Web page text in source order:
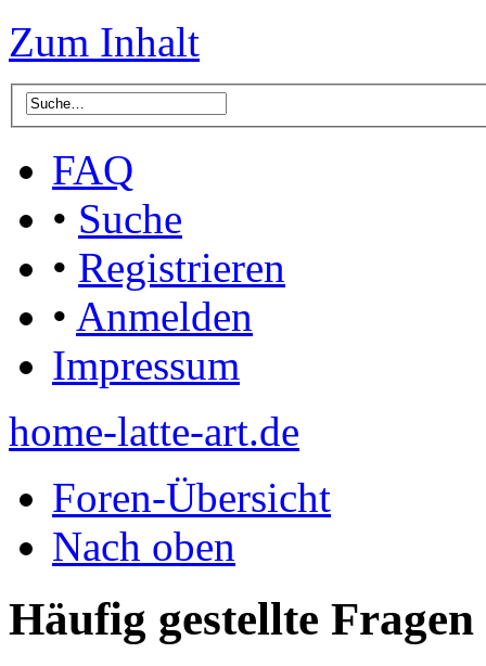
Zum Inhalt
FAQ
• Suche
• Registrieren
• Anmelden
Impressum
home-latte-art.de
Foren-Übersicht
Nach oben
Häufig gestellte Fragen